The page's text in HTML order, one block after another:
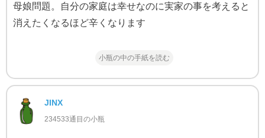
母娘問題。自分の家庭は幸せなのに実家の事を考えると
消えたくなるほど辛くなります
小瓶の中の手紙を読む
JINX
234533通目の小瓶